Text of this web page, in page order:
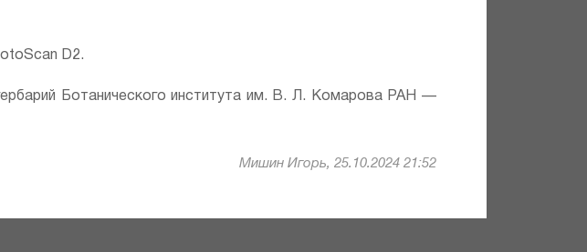
D2.
Ботанического института им. В. Л. Комарова РАН —
Мишин Игорь, 25.10.2024 21:52